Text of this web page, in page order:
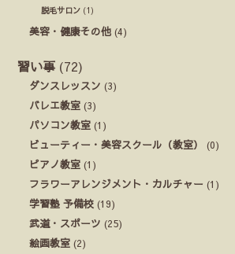
脱毛サロン (1)
美容・健康その他 (4)
習い事 (72)
ダンスレッスン (3)
バレエ教室 (3)
パソコン教室 (1)
ビューティー・美容スクール（教室）
(0)
ピアノ教室 (1)
フラワーアレンジメント・カルチャー (1)
学習塾 予備校 (19)
武道・スポーツ (25)
絵画教室 (2)